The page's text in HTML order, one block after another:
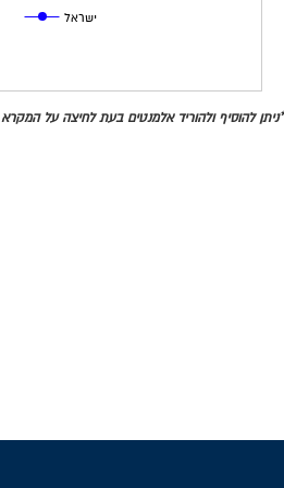
ישראל
*ניתן להוסיף ולהוריד אלמנטים בעת לחיצה על המקרא